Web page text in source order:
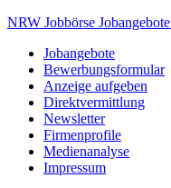
NRW Jobbörse Jobangebote
Jobangebote
Bewerbungsformular
Anzeige aufgeben
Direktvermittlung
Newsletter
Firmenprofile
Medienanalyse
Impressum